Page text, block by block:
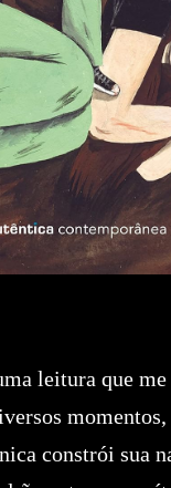
leitura que me
constrói sua